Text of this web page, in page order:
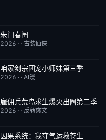
完结
朱门春闺
2026 · · 古装仙侠
完结 6.0
咱家剑宗团宠小师妹第三季
2026 · · AI漫
完结 6.0
雇佣兵荒岛求生爆火出圈第二季
2026 · · 反转爽文
完结
因果系统：我夺气运救苍生